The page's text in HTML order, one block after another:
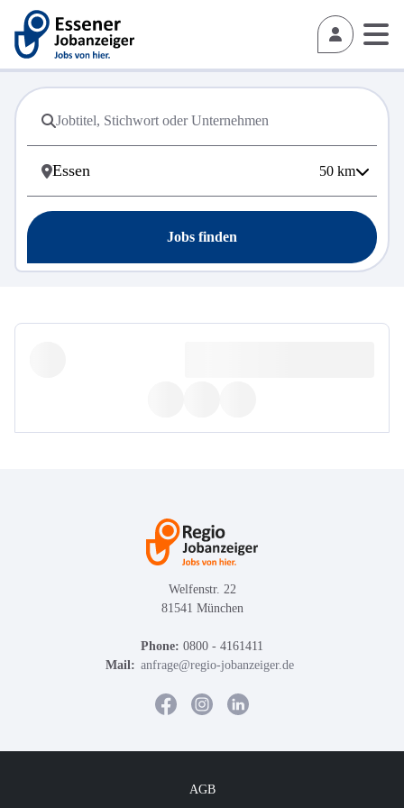
50 km
Jobs finden
Welfenstr. 22
81541 München
Phone: 0800 - 4161411
Mail: anfrage@regio-jobanzeiger.de
AGB